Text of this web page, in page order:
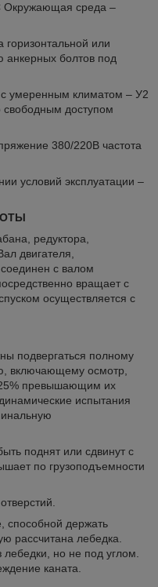
Окружающая среда –
или
болтов под
умеренным климатом – У2
доступом
380/220В частота
условий эксплуатации –
редуктора,
двигателя,
с валом
вращает с
осуществляется с
подвергаться полному
включающему осмотр,
25% превышающим их
испытания
поднят или сдвинут с
по грузоподъемности
способной держать
рассчитана лебедка.
лебедки, но не под углом.
каната.